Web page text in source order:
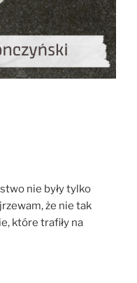
nie były tylko
że nie tak
które trafiły na